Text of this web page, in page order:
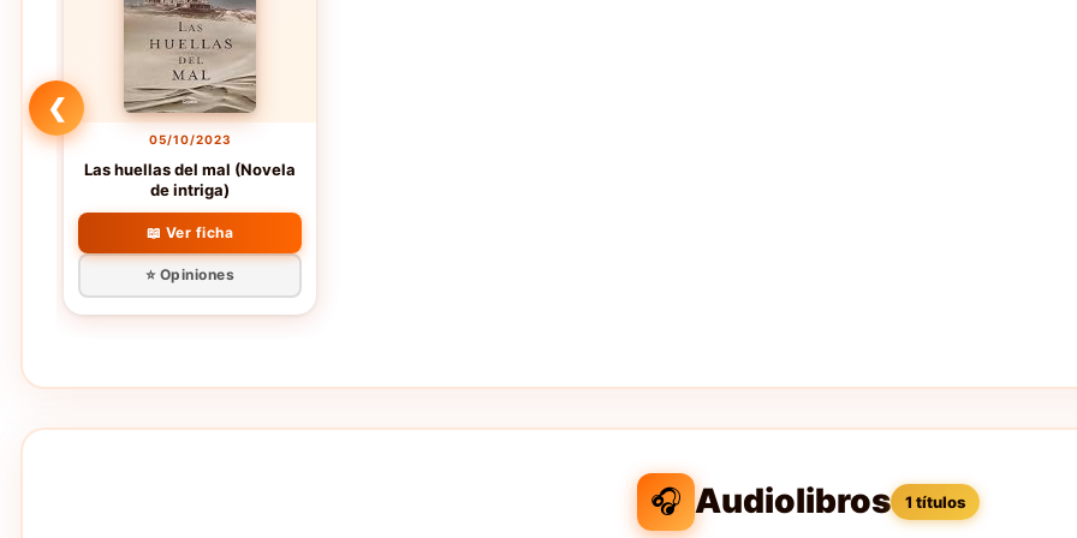
❮
05/10/2023
Las huellas del mal (Novela
de intriga)
📖 Ver ficha
⭐ Opiniones
🎧 Audiolibros 1 títulos